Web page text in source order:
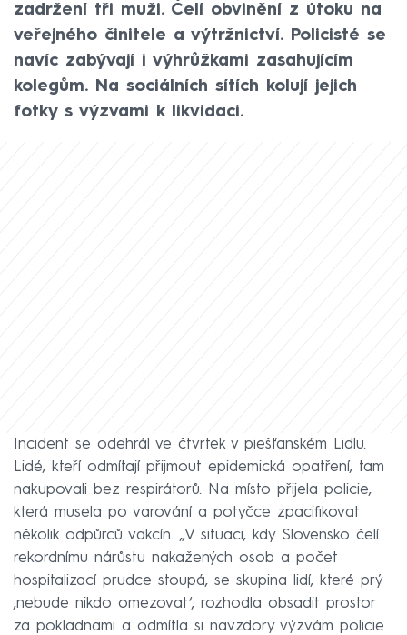
zadržení tři muži. Čelí obvinění z útoku na
veřejného činitele a výtržnictví. Policisté se
navíc zabývají i výhrůžkami zasahujícím
kolegům. Na sociálních sítích kolují jejich
fotky s výzvami k likvidaci.
Incident se odehrál ve čtvrtek v piešťanském Lidlu.
Lidé, kteří odmítají přijmout epidemická opatření, tam
nakupovali bez respirátorů. Na místo přijela policie,
která musela po varování a potyčce zpacifikovat
několik odpůrců vakcín. „V situaci, kdy Slovensko čelí
rekordnímu nárůstu nakažených osob a počet
hospitalizací prudce stoupá, se skupina lidí, které prý
‚nebude nikdo omezovat‘, rozhodla obsadit prostor
za pokladnami a odmítla si navzdory výzvám policie